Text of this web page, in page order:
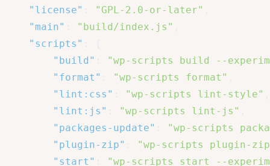
"license"
"GPL-2.0-or-later"
"main"
"build/index.js"
"scripts"
"build"
"wp-scripts build --
"format"
"wp-scripts format"
"lint:css"
"wp-scripts lint-style"
"lint:js"
"wp-scripts lint-js"
"packages-update"
"wp-scripts
"plugin-zip"
"wp-scripts plugin-
"start"
"wp-scripts start --